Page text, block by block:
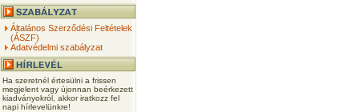
Általános Szerződési Feltételek
(ÁSZF)
Adatvédelmi szabályzat
Ha szeretnél értesülni a frissen
megjelent vagy újonnan beérkezett
kiadványokról, akkor iratkozz fel
napi hírlevelünkre!